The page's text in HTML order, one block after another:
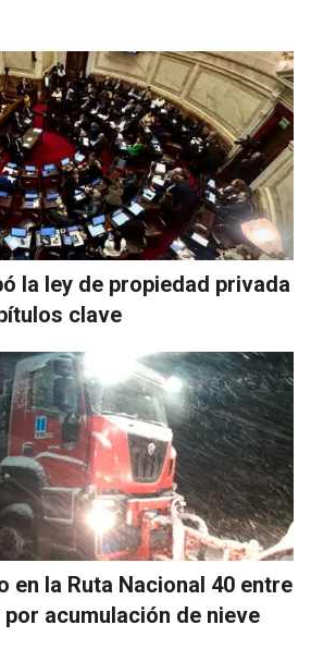
la ley de propiedad privada
clave
en la Ruta Nacional 40 entre
por acumulación de nieve